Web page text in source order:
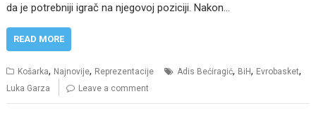
da je potrebniji igrač na njegovoj poziciji. Nakon…
READ MORE
Košarka, Najnovije, Reprezentacije Adis Bećiragić, BiH, Evrobasket,
Luka Garza Leave a comment